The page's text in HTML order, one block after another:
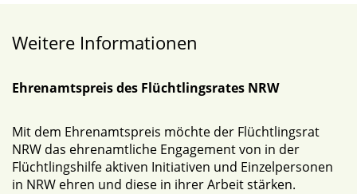
Weitere Informationen
Ehrenamtspreis des Flüchtlingsrates NRW
Mit dem Ehrenamtspreis möchte der Flüchtlingsrat
NRW das ehrenamtliche Engagement von in der
Flüchtlingshilfe aktiven Initiativen und Einzelpersonen
in NRW ehren und diese in ihrer Arbeit stärken.